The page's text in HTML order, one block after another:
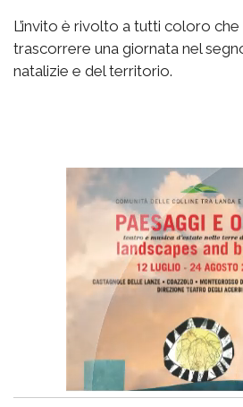
L’invito è rivolto a tutti coloro
trascorrere una giornata nel
natalizie e del territorio.